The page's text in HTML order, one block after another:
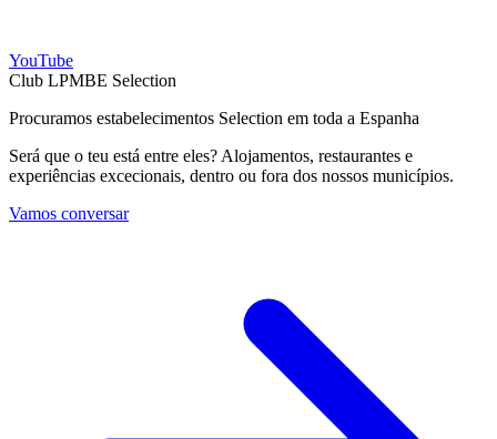
YouTube
Club LPMBE Selection
Procuramos estabelecimentos Selection em toda a Espanha
Será que o teu está entre eles? Alojamentos, restaurantes e
experiências excecionais, dentro ou fora dos nossos municípios.
Vamos conversar